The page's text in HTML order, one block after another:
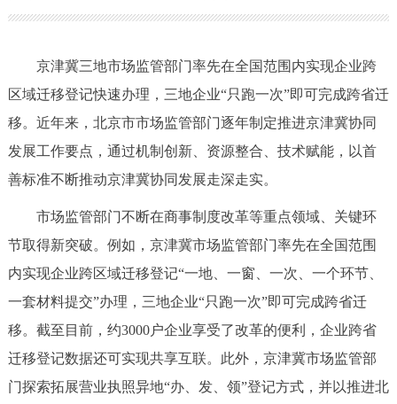
市领导 机构职能 政策服务
政策兑现 政策解读 回应关切
政务服务
中介服务 阳光政务
京津冀三地市场监管部门率先在全国范围内实现企业跨
区域迁移登记快速办理，三地企业“只跑一次”即可完成跨省迁
移。近年来，北京市市场监管部门逐年制定推进京津冀协同
发展工作要点，通过机制创新、资源整合、技术赋能，以首
善标准不断推动京津冀协同发展走深走实。
市场监管部门不断在商事制度改革等重点领域、关键环
节取得新突破。例如，京津冀市场监管部门率先在全国范围
内实现企业跨区域迁移登记“一地、一窗、一次、一个环节、
一套材料提交”办理，三地企业“只跑一次”即可完成跨省迁
移。截至目前，约3000户企业享受了改革的便利，企业跨省
迁移登记数据还可实现共享互联。此外，京津冀市场监管部
门探索拓展营业执照异地“办、发、领”登记方式，并以推进北